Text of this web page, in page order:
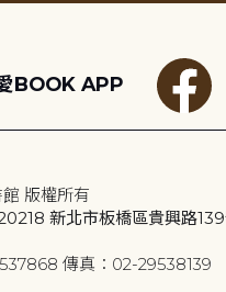
BOOK APP
版權所有
新北市板橋區貴興路
傳真：02-29538139